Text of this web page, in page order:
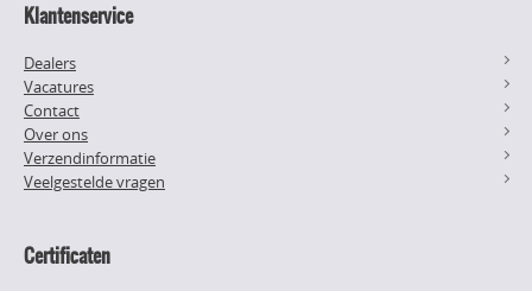
Klantenservice
Dealers
Vacatures
Contact
Over ons
Verzendinformatie
Veelgestelde vragen
Certificaten